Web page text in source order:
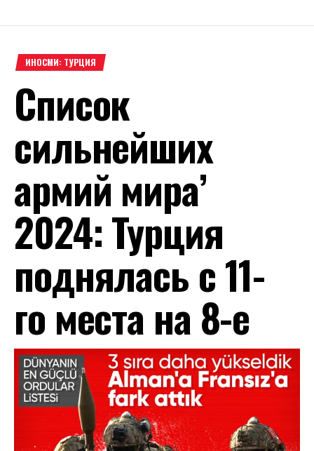
ИНОСМИ: ТУРЦИЯ
Cписок
сильнейших
армий мира’
2024: Турция
поднялась с 11-
го места на 8-е